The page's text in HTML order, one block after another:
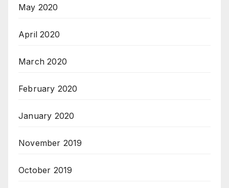
May 2020
April 2020
March 2020
February 2020
January 2020
November 2019
October 2019